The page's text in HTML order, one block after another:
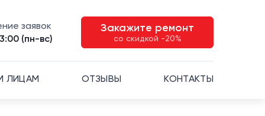
заявок
(пн-вс)
Закажите ремонт
со скидкой -20%
ЛИЦАМ ОТЗЫВЫ КОНТАКТЫ